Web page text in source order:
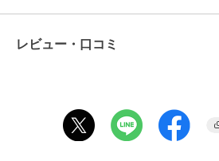
商品のお取り扱い方法
原産国
レビュー・口コミ